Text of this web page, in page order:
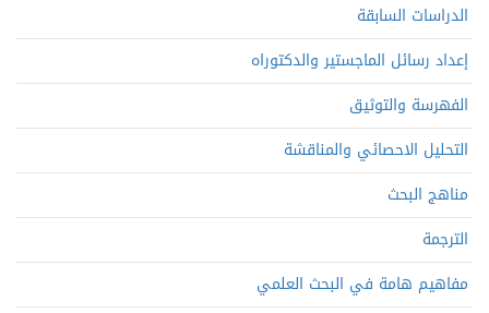
الدراسات السابقة
إعداد رسائل الماجستير والدكتوراه
الفهرسة والتوثيق
التحليل الاحصائي والمناقشة
مناهج البحث
الترجمة
مفاهيم هامة في البحث العلمي